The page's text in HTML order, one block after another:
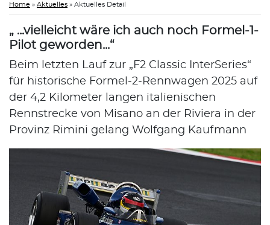
Home » Aktuelles » Aktuelles Detail
„ ...vielleicht wäre ich auch noch Formel-1-
Pilot geworden...“
Beim letzten Lauf zur „F2 Classic InterSeries“
für historische Formel-2-Rennwagen 2025 auf
der 4,2 Kilometer langen italienischen
Rennstrecke von Misano an der Riviera in der
Provinz Rimini gelang Wolfgang Kaufmann